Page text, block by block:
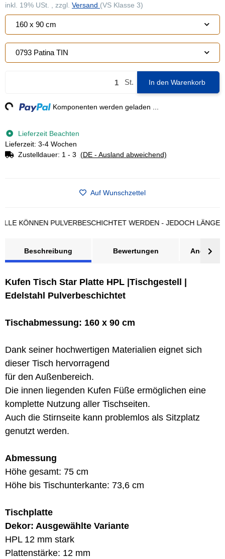
inkl. 19% USt. , zzgl. Versand (VS Klasse 3)
160 x 90 cm
0793 Patina TIN
St. In den Warenkorb
Komponenten werden geladen ...
Lieferzeit Beachten
Lieferzeit: 3-4 Wochen
Zustelldauer: 1 - 3 (DE - Ausland abweichend)
Auf Wunschzettel
PULVERBESCHICHTET WERDEN - JEDOCH LÄNGERE
Beschreibung Bewertungen Angebot
Kufen Tisch Star Platte HPL |Tischgestell |
Edelstahl Pulverbeschichtet
Tischabmessung: 160 x 90 cm
Dank seiner hochwertigen Materialien eignet sich
dieser Tisch hervorragend
für den Außenbereich.
Die innen liegenden Kufen Füße ermöglichen eine
komplette Nutzung aller Tischseiten.
Auch die Stirnseite kann problemlos als Sitzplatz
genutzt werden.
Abmessung
Höhe gesamt: 75 cm
Höhe bis Tischunterkante: 73,6 cm
Tischplatte
Dekor: Ausgewählte Variante
HPL 12 mm stark
Plattenstärke: 12 mm